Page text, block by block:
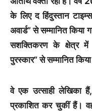
के लिए द हिंदुस्तान
अवार्ड” से सम्मानित किया
सशक्तिकरण के क्षेत्र में
पुरस्कार” से सम्मानित
वे एक उत्साही लेखिका
प्रकाशित कर चुकीं हैं।